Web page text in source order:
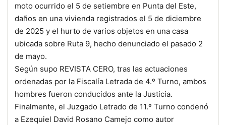
moto ocurrido el 5 de setiembre en Punta del Este,
daños en una vivienda registrados el 5 de diciembre
de 2025 y el hurto de varios objetos en una casa
ubicada sobre Ruta 9, hecho denunciado el pasado 2
de mayo.
Según supo REVISTA CERO, tras las actuaciones
ordenadas por la Fiscalía Letrada de 4.º Turno, ambos
hombres fueron conducidos ante la Justicia.
Finalmente, el Juzgado Letrado de 11.º Turno condenó
a Ezequiel David Rosano Camejo como autor